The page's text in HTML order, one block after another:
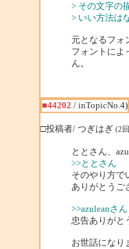
> その文字の
> いい方法は
元となるフォ
フォントによ
ん。
■44202 / inTopicNo.4)
□投稿者/ つぎはぎ (2
ととさん、
>>ととさん
そのやり方で
ありがとうご
>>azuleanさん
忠告ありがと
お世話になり